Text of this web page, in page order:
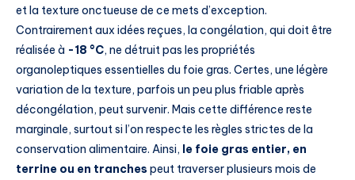
et la texture onctueuse de ce mets d’exception.
Contrairement aux idées reçues, la congélation, qui doit être
réalisée à -18 °C, ne détruit pas les propriétés
organoleptiques essentielles du foie gras. Certes, une légère
variation de la texture, parfois un peu plus friable après
décongélation, peut survenir. Mais cette différence reste
marginale, surtout si l’on respecte les règles strictes de la
conservation alimentaire. Ainsi, le foie gras entier, en
terrine ou en tranches peut traverser plusieurs mois de